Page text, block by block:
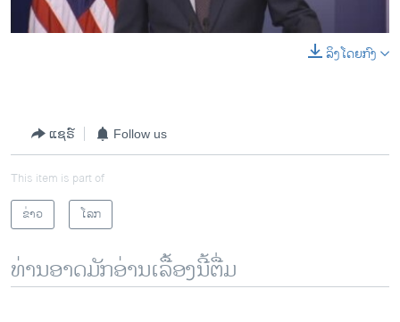
SHARE
ລິງໂດຍກົງ
ແຊຣ໌ Follow us
This item is part of
ຂ່າວ
ໂລກ
ທ່ານອາດມັກອ່ານເລື້ອງນີ້ຕື່ມ